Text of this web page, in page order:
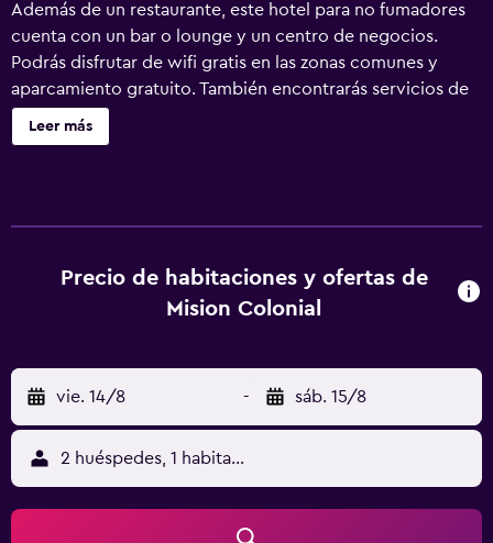
Además de un restaurante, este hotel para no fumadores
cuenta con un bar o lounge y un centro de negocios.
Podrás disfrutar de wifi gratis en las zonas comunes y
aparcamiento gratuito. También encontrarás servicios de
conserjería, servicio de tintorería y lavandería. Hotel
Mision Colonial San Cristobal ofrece 51 alojamientos con
Los servicios para las personas de negocios incluyen
escritorio y teléfono. Es posible solicitar tabla de planchar
Leer más
Precio de habitaciones y ofertas de
Mision Colonial
vie. 14/8 - sáb. 15/8
2 huéspedes, 1 habitación